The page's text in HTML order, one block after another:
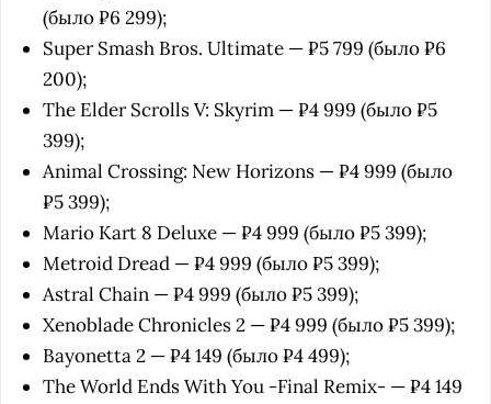
(было ₽6 299);
Super Smash Bros. Ultimate — ₽5 799 (было ₽6
200);
The Elder Scrolls V: Skyrim — ₽4 999 (было ₽5
399);
Animal Crossing: New Horizons — ₽4 999 (было
₽5 399);
Mario Kart 8 Deluxe — ₽4 999 (было ₽5 399);
Metroid Dread — ₽4 999 (было ₽5 399);
Astral Chain — ₽4 999 (было ₽5 399);
Xenoblade Chronicles 2 — ₽4 999 (было ₽5 399);
Bayonetta 2 — ₽4 149 (было ₽4 499);
The World Ends With You -Final Remix- — ₽4 149